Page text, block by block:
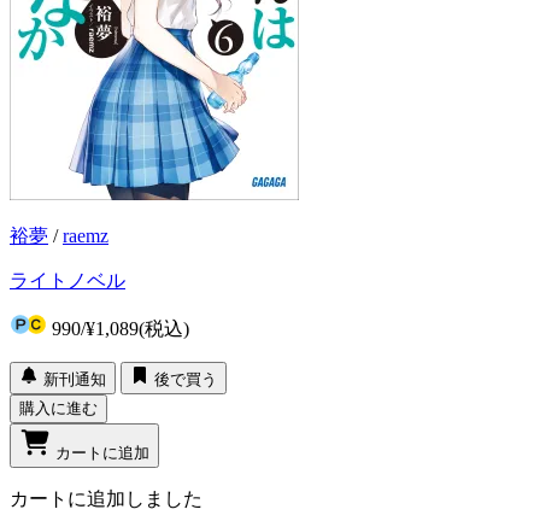
裕夢 /raemz
ライトノベル
990/¥1,089(税込)
新刊通知
後で買う
購入に進む
カートに追加
カートに追加しました